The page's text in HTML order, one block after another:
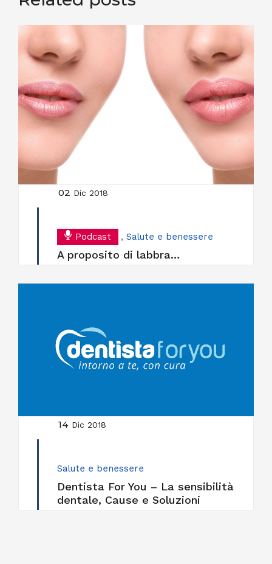
02 Dic 2018
Podcast , Salute e benessere
A proposito di labbra…
14 Dic 2018
Salute e benessere
Dentista For You – La sensibilità
dentale, Cause e Soluzioni